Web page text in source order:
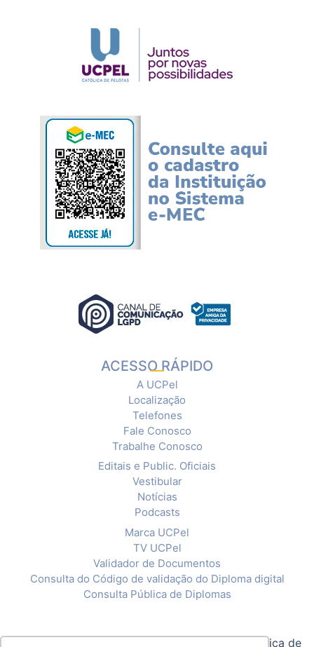
ACESSO RÁPIDO
A UCPel
Localização
Telefones
Fale Conosco
Trabalhe Conosco
Editais e Public. Oficiais
Vestibular
Notícias
Podcasts
Marca UCPel
TV UCPel
Validador de Documentos
Consulta do Código de validação do Diploma digital
Consulta Pública de Diplomas
Política de